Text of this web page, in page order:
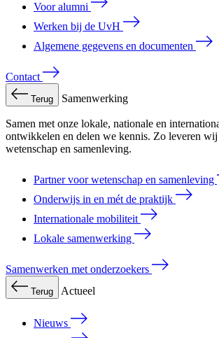
Voor alumni
Werken bij de UvH
Algemene gegevens en documenten
Contact
Terug Samenwerking
Samen met onze lokale, nationale en
ontwikkelen en delen we kennis. Zo leveren wij
wetenschap en samenleving.
Partner voor wetenschap en samenleving
Onderwijs in en mét de praktijk
Internationale mobiliteit
Lokale samenwerking
Samenwerken met onderzoekers
Terug Actueel
Nieuws